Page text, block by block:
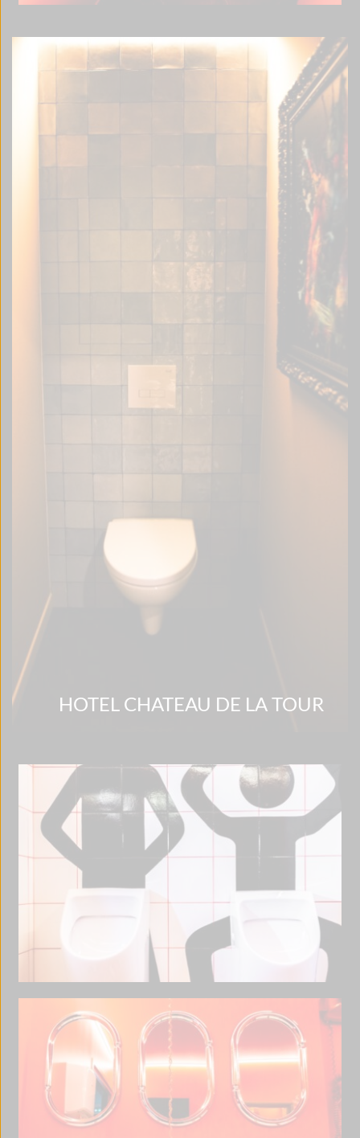
HOTEL CHATEAU DE LA TOUR